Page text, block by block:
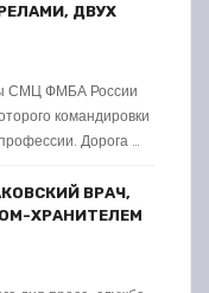
ДВУХ
СМЦ ФМБА России
командировки
Дорога …
ВРАЧ,
ХРАНИТЕЛЕМ